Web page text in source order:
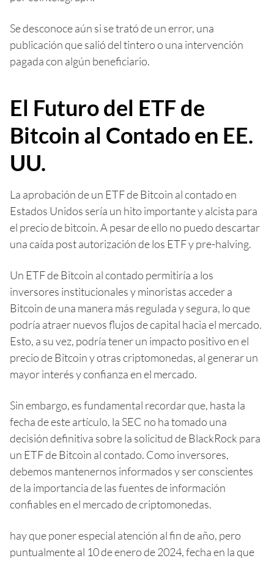
Se desconoce aún si se trató de un error, una
publicación que salió del tintero o una intervención
pagada con algún beneficiario.
El Futuro del ETF de
Bitcoin al Contado en EE.
UU.
La aprobación de un ETF de Bitcoin al contado en
Estados Unidos sería un hito importante y alcista para
el precio de bitcoin. A pesar de ello no puedo descartar
una caída post autorización de los ETF y pre-halving.
Un ETF de Bitcoin al contado permitiría a los
inversores institucionales y minoristas acceder a
Bitcoin de una manera más regulada y segura, lo que
podría atraer nuevos flujos de capital hacia el mercado.
Esto, a su vez, podría tener un impacto positivo en el
precio de Bitcoin y otras criptomonedas, al generar un
mayor interés y confianza en el mercado.
Sin embargo, es fundamental recordar que, hasta la
fecha de este artículo, la SEC no ha tomado una
decisión definitiva sobre la solicitud de BlackRock para
un ETF de Bitcoin al contado. Como inversores,
debemos mantenernos informados y ser conscientes
de la importancia de las fuentes de información
confiables en el mercado de criptomonedas.
hay que poner especial atención al fin de año, pero
puntualmente al 10 de enero de 2024, fecha en la que